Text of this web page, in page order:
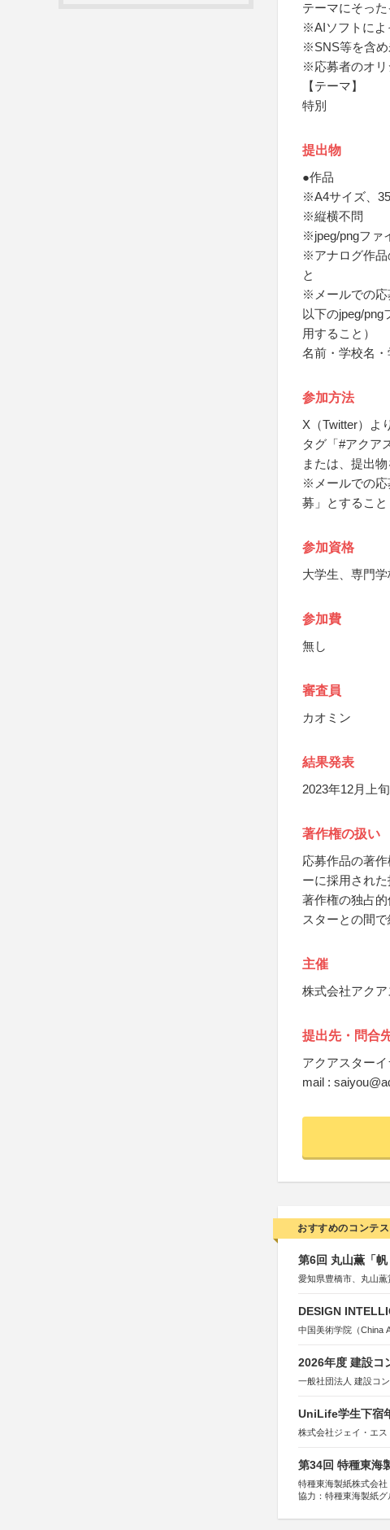
テーマにそった
※AIソフトによ
※SNS等を含め
※応募者のオリ
【テーマ】
特別
提出物
●作品
※A4サイズ、
※縦横不問
※jpeg/pngファ
※アナログ作品
と
※メールでの応
以下のjpeg/png
用すること）
名前・学校名
参加方法
X（Twitter）よ
タグ「#アクア
または、提出
※メールでの応
募」とすること
参加資格
大学生、専門
参加費
無し
審査員
カオミン
結果発表
2023年12月上
著作権の扱い
応募作品の著
ーに採用され
著作権の独占
スターとの間
主催
株式会社アクア
提出先・問合
アクアスター
mail :
おすすめのコンテス
第6回 丸山薫「帆
愛知県豊橋市、丸山
DESIGN
中国美術学院（China
2026年度 建設コ
一般社団法人 建設コ
UniLife学生下宿
株式会社ジェイ・エス
第34回 特種東海
特種東海製紙株式会社
協力：特種東海製紙グ